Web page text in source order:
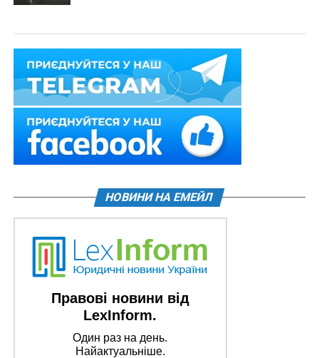
НОВИНИ НА ЕМЕЙЛ
Правові новини від
LexInform.
Один раз на день.
Найактуальніше.